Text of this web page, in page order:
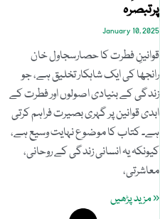
پرتبصرہ
January 10, 2025
قوانینِ فطرت کا حصارسجاول خان
رانجھا کی ایک شاہکار تخلیق ہے، جو
زندگی کے بنیادی اصولوں اور فطرت کے
ابدی قوانین پر گہری بصیرت فراہم کرتی
ہے۔ کتاب کا موضوع نہایت وسیع ہے،
کیونکہ یہ انسانی زندگی کے روحانی،
معاشرتی،
« مزید پڑھیں